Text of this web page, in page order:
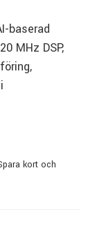
baserad
MHz DSP,
kort och